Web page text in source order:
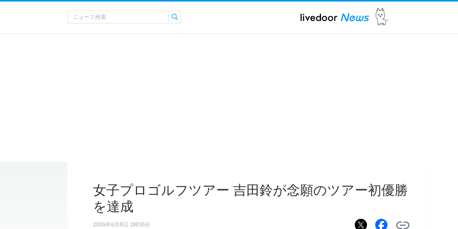
女子プロゴルフツアー 吉田鈴が念願のツアー初優勝
を達成
2026年6月8日 1時55分